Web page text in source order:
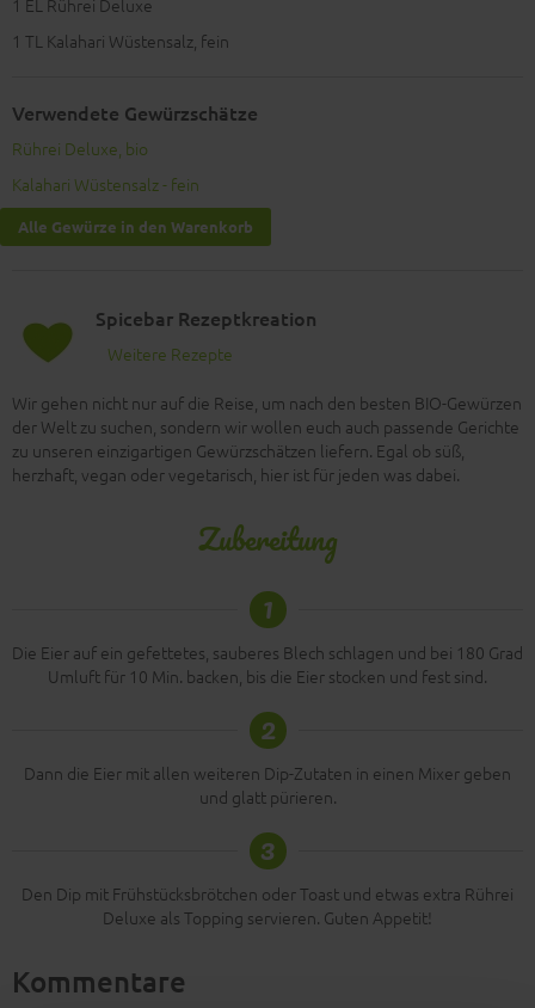
1 TL Kalahari Wüstensalz, fein
Verwendete Gewürzschätze
Rührei Deluxe, bio
Kalahari Wüstensalz - fein
Alle Gewürze in den Warenkorb
Spicebar Rezeptkreation
Weitere Rezepte
Wir gehen nicht nur auf die Reise, um nach den besten BIO-Gewürzen
der Welt zu suchen, sondern wir wollen euch auch passende Gerichte
zu unseren einzigartigen Gewürzschätzen liefern. Egal ob süß,
herzhaft, vegan oder vegetarisch, hier ist für jeden was dabei.
Zubereitung
1
Die Eier auf ein gefettetes, sauberes Blech schlagen und bei 180 Grad
Umluft für 10 Min. backen, bis die Eier stocken und fest sind.
2
Dann die Eier mit allen weiteren Dip-Zutaten in einen Mixer geben
und glatt pürieren.
3
Den Dip mit Frühstücksbrötchen oder Toast und etwas extra Rührei
Deluxe als Topping servieren. Guten Appetit!
Kommentare